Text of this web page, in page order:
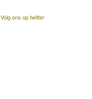
Volg ons op twitter